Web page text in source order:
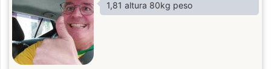
1,81 altura 80kg peso